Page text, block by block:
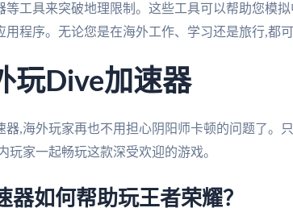
等工具来突破地理限制。这些工具可以帮助您模
用程序。无论您是在海外工作、学习还是旅行,都
玩Dive加速器
器,海外玩家再也不用担心阴阳师卡顿的问题了。
玩家一起畅玩这款深受欢迎的游戏。
器如何帮助玩王者荣耀？